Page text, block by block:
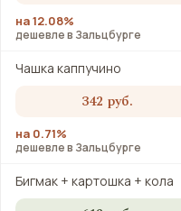
на 12.08%
дешевле в Зальцбурге
Чашка каппучино
342 руб.
на 0.71%
дешевле в Зальцбурге
Бигмак + картошка + кола